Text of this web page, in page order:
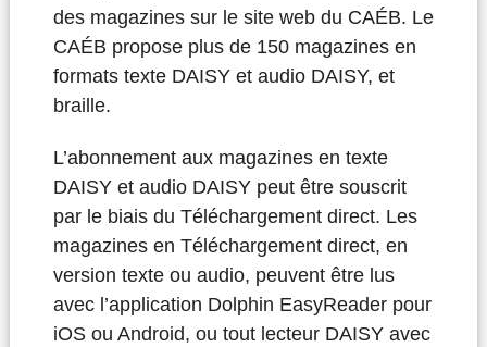
des magazines sur le site web du CAÉB. Le
CAÉB propose plus de 150 magazines en
formats texte DAISY et audio DAISY, et
braille.
L’abonnement aux magazines en texte
DAISY et audio DAISY peut être souscrit
par le biais du Téléchargement direct. Les
magazines en Téléchargement direct, en
version texte ou audio, peuvent être lus
avec l’application Dolphin EasyReader pour
iOS ou Android, ou tout lecteur DAISY avec